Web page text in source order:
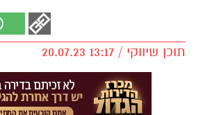
תוכן שיווקי / 13:17 20.07.23